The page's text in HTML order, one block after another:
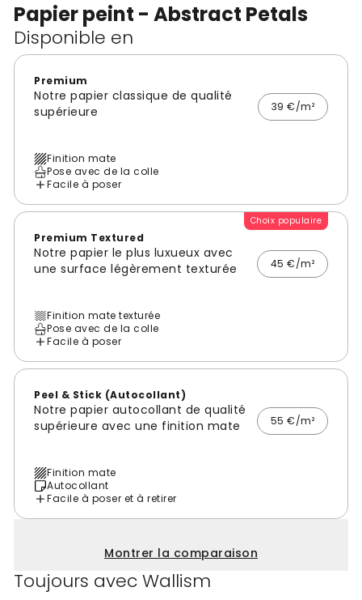
Papier peint - Abstract Petals
Disponible en
Premium
Notre papier classique de qualité
supérieure
39 €/m²
Finition mate
Pose avec de la colle
Facile à poser
Choix populaire
Premium Textured
Notre papier le plus luxueux avec
une surface légèrement texturée
45 €/m²
Finition mate texturée
Pose avec de la colle
Facile à poser
Peel & Stick (Autocollant)
Notre papier autocollant de qualité
supérieure avec une finition mate
55 €/m²
Finition mate
Autocollant
Facile à poser et à retirer
Montrer la comparaison
Toujours avec Wallism